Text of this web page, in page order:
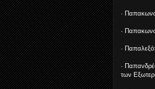
·
·
·
·
των